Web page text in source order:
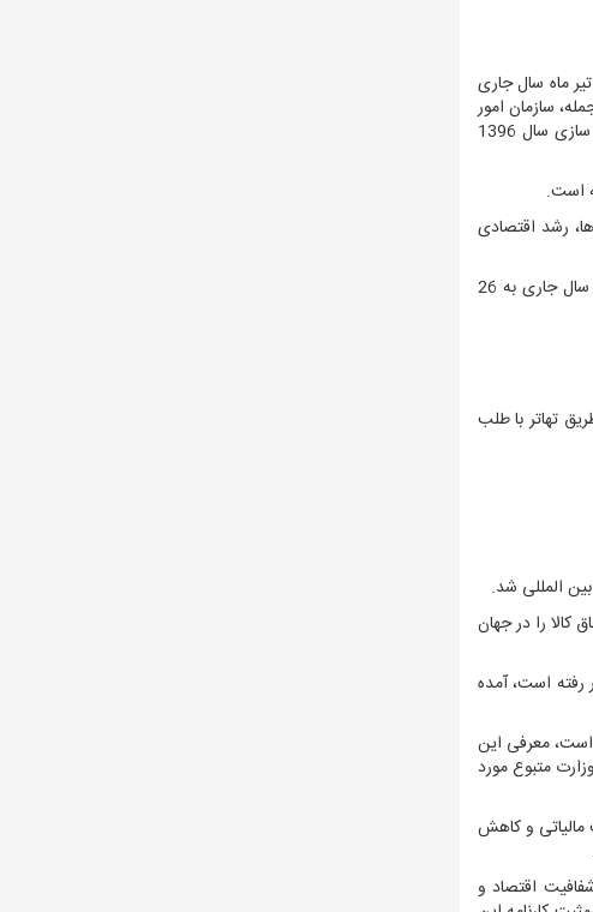
منتهی به تیر ماه سال جاری
از جمله، سازمان امور
سهم بخش خصوصی واقعی از واگذاری ها در حوزه خصوصی سازی سال 1396
رشد اقتصادی
وابستگی به منابع نفتی از متوسط 35 درصد در سال های 1392 تا 1395، به رقم 29 درصد در سال گذشته کاهش یافته و این رقم در سال جاری به 26
از بدهی های دولت از طریق تهاتر با طلب
مبارزه با قاچاق کالا را در جهان
ماه سالجاری از مرز یک میلیارد و ۲۵۸ میلیون دلار فراتر رفته است، آمده
قرار گرفته است، معرفی این
متبوع مورد
مالیاتی و کاهش
شفافیت اقتصاد و